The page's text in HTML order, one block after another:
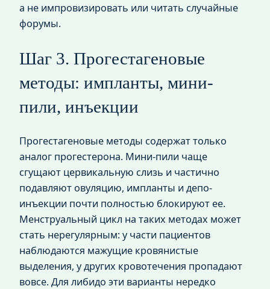
а не импровизировать или читать случайные
форумы.
Шаг 3. Прогестагеновые
методы: импланты, мини-
пили, инъекции
Прогестагеновые методы содержат только
аналог прогестерона. Мини-пили чаще
сгущают цервикальную слизь и частично
подавляют овуляцию, импланты и депо-
инъекции почти полностью блокируют ее.
Менструальный цикл на таких методах может
стать нерегулярным: у части пациентов
наблюдаются мажущие кровянистые
выделения, у других кровотечения пропадают
вовсе. Для либидо эти варианты нередко